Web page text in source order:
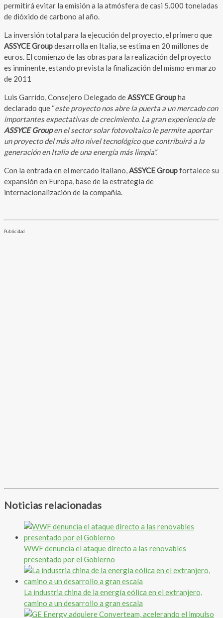
permitirá evitar la emisión a la atmósfera de casi 5.000 toneladas
de dióxido de carbono al año.
La inversión total para la ejecución del proyecto, el primero que
ASSYCE Groupdesarrolla en Italia, se estima en 20 millones de
euros. El comienzo de las obras para la realización del proyecto
es inminente, estando prevista la finalización del mismo en marzo
de 2011
Luis Garrido, Consejero Delegado de ASSYCE Groupha
declarado que “este proyecto nos abre la puerta a un mercado con
importantes expectativas de crecimiento. La gran experiencia de
ASSYCE Groupen el sector solar fotovoltaico le permite aportar
un proyecto del más alto nivel tecnológico que contribuirá a la
generación en Italia de una energía más limpia”.
Con la entrada en el mercado italiano, ASSYCE Groupfortalece su
expansión en Europa, base de la estrategia de
internacionalización de la compañía.
Publicidad
Noticias relacionadas
WWF denuncia el ataque directo a las renovables
presentado por el Gobierno
La industria china de la energía eólica en el extranjero,
camino a un desarrollo a gran escala